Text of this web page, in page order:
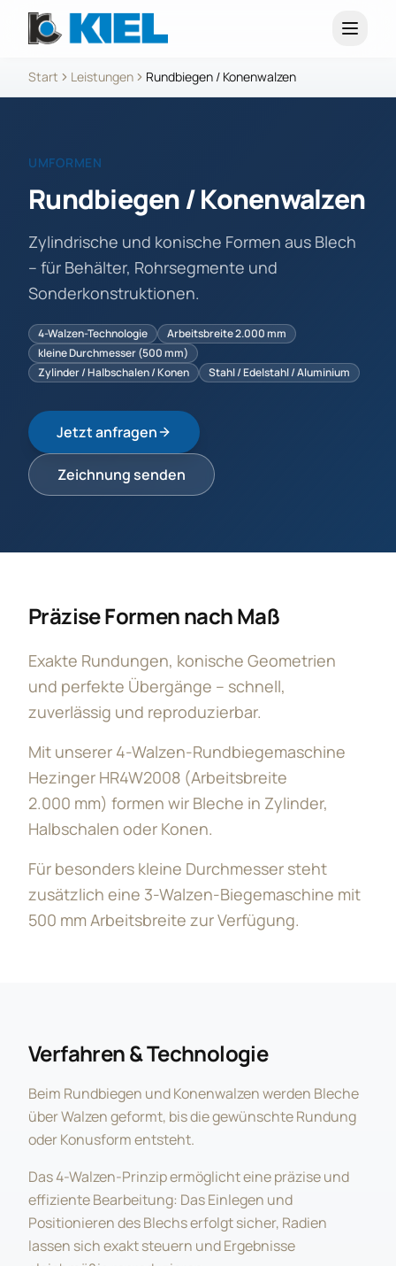
Start Leistungen Rundbiegen / Konenwalzen
UMFORMEN
Rundbiegen / Konenwalzen
Zylindrische und konische Formen aus Blech
– für Behälter, Rohrsegmente und
Sonderkonstruktionen.
4-Walzen-Technologie
Arbeitsbreite 2.000 mm
kleine Durchmesser (500 mm)
Zylinder / Halbschalen / Konen
Stahl / Edelstahl / Aluminium
Jetzt anfragen
Zeichnung senden
Präzise Formen nach Maß
Exakte Rundungen, konische Geometrien
und perfekte Übergänge – schnell,
zuverlässig und reproduzierbar.
Mit unserer 4-Walzen-Rundbiegemaschine
Hezinger HR4W2008 (Arbeitsbreite
2.000 mm) formen wir Bleche in Zylinder,
Halbschalen oder Konen.
Für besonders kleine Durchmesser steht
zusätzlich eine 3-Walzen-Biegemaschine mit
500 mm Arbeitsbreite zur Verfügung.
Verfahren & Technologie
Beim Rundbiegen und Konenwalzen werden Bleche
über Walzen geformt, bis die gewünschte Rundung
oder Konusform entsteht.
Das 4-Walzen-Prinzip ermöglicht eine präzise und
effiziente Bearbeitung: Das Einlegen und
Positionieren des Blechs erfolgt sicher, Radien
lassen sich exakt steuern und Ergebnisse